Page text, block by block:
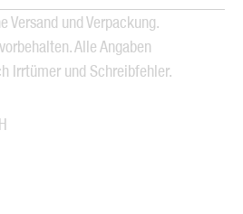
Versand und Verpackung.
Alle Angaben
Irrtümer und Schreibfehler.